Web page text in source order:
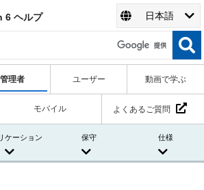
6 ヘルプ 日本語
管理者 ユーザー 動画で学ぶ
モバイル よくあるご質問
ケーション 保守 仕様